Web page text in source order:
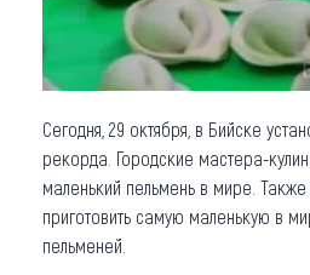
Сегодня, 29 октября, в Бийске
рекорда. Городские мастера-
маленький пельмень в мире.
приготовить самую маленькую в
пельменей.